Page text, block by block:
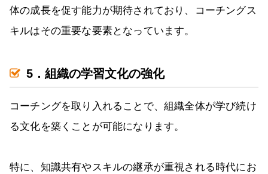
体の成長を促す能力が期待されており、コーチングス
キルはその重要な要素となっています。
5．組織の学習文化の強化
コーチングを取り入れることで、組織全体が学び続け
る文化を築くことが可能になります。
特に、知識共有やスキルの継承が重視される時代にお